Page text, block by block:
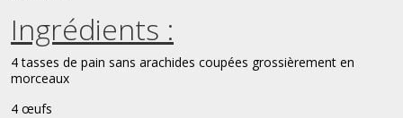
Ingrédients :
4 tasses de pain sans arachides coupées grossièrement en
morceaux
4 œufs